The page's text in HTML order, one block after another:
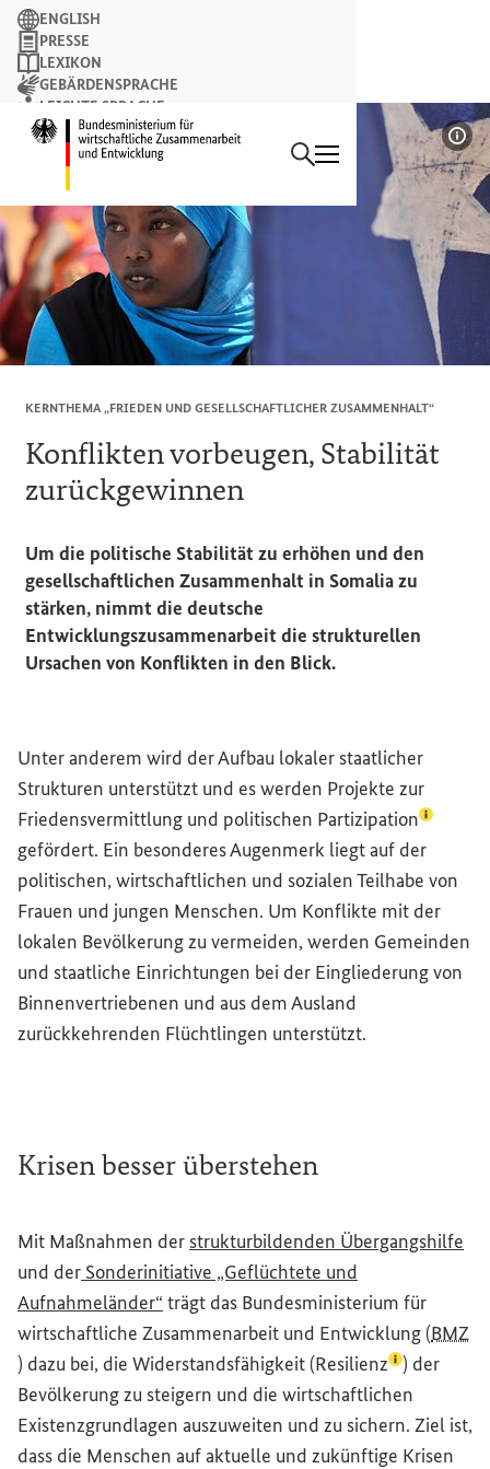
Startseite des
Suchbegriff
Suchen
ENGLISH
PRESSE
LEXIKON
GEBÄRDENSPRACHE
LEICHTE SPRACHE
NEWSLETTER
KERNTHEMA „FRIEDEN UND GESELLSCHAFTLICHER ZUSAMMENHALT“
Konflikten vorbeugen, Stabilität
zurückgewinnen
Um die politische Stabilität zu erhöhen und den
gesellschaftlichen Zusammenhalt in Somalia zu
stärken, nimmt die deutsche
Entwicklungszusammenarbeit die strukturellen
Ursachen von Konflikten in den Blick.
Unter anderem wird der Aufbau lokaler staatlicher
Strukturen unterstützt und es werden Projekte zur
Friedensvermittlung und politischen Partizipation
gefördert. Ein besonderes Augenmerk liegt auf der
politischen, wirtschaftlichen und sozialen Teilhabe von
Frauen und jungen Menschen. Um Konflikte mit der
lokalen Bevölkerung zu vermeiden, werden Gemeinden
und staatliche Einrichtungen bei der Eingliederung von
Binnenvertriebenen und aus dem Ausland
zurückkehrenden Flüchtlingen unterstützt.
Krisen besser überstehen
Mit Maßnahmen der strukturbildenden Übergangshilfe
und der Sonderinitiative „Geflüchtete und
Aufnahmeländer“ trägt das Bundesministerium für
wirtschaftliche Zusammenarbeit und Entwicklung (BMZ
) dazu bei, die Widerstandsfähigkeit (Resilienz(Lexikon-
) der
Bevölkerung zu steigern und die wirtschaftlichen
Existenzgrundlagen auszuweiten und zu sichern. Ziel ist,
dass die Menschen auf aktuelle und zukünftige Krisen